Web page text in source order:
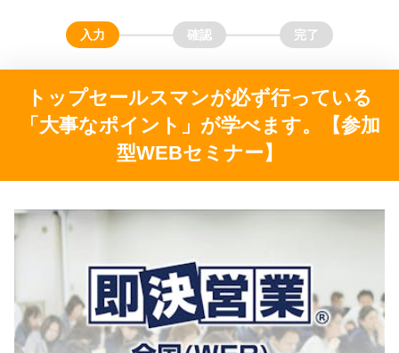
トップセールスマンが必ず行っている
「大事なポイント」が学べます。【参加
型WEBセミナー】